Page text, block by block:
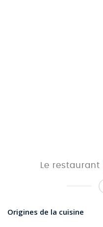
Le restaurant
Origines de la cuisine